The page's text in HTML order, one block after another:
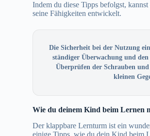
Indem du diese Tipps befolgst,
seine Fähigkeiten entwickelt.
Die Sicherheit bei der Nutzung
ständiger Überwachung und
Überprüfen der Schrauben
kleinen
Wie du deinem Kind beim Lernen
Der klappbare Lernturm ist ein
einige Tipps, wie du dein Kind beim